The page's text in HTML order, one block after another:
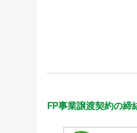
FP事業譲渡契約の締